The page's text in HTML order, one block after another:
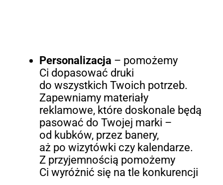
Personalizacja – pomożemy
Ci dopasować druki
do wszystkich Twoich potrzeb.
Zapewniamy materiały
reklamowe, które doskonale będą
pasować do Twojej marki –
od kubków, przez banery,
aż po wizytówki czy kalendarze.
Z przyjemnością pomożemy
Ci wyróżnić się na tle konkurencji